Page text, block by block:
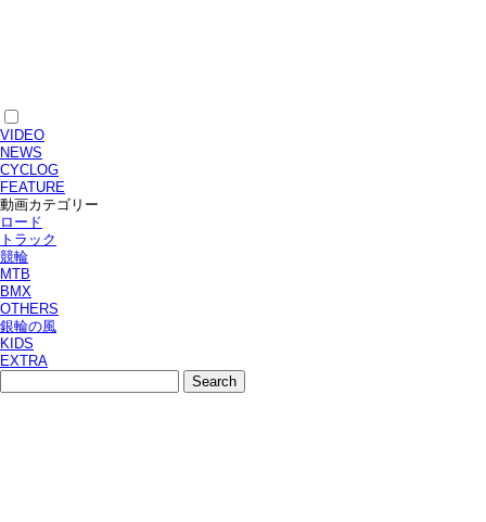
VIDEO
NEWS
CYCLOG
FEATURE
動画カテゴリー
ロード
トラック
競輪
MTB
BMX
OTHERS
銀輪の風
KIDS
EXTRA